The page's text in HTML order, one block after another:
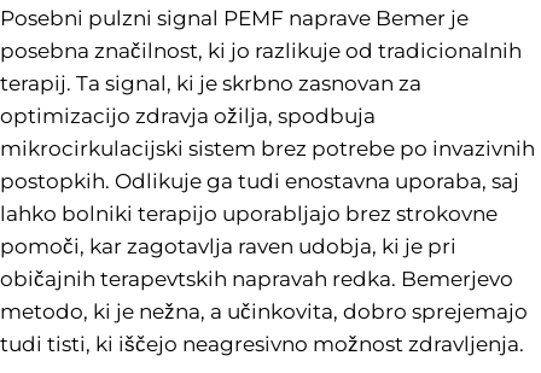
Posebni pulzni signal PEMF naprave Bemer je
posebna značilnost, ki jo razlikuje od tradicionalnih
terapij. Ta signal, ki je skrbno zasnovan za
optimizacijo zdravja ožilja, spodbuja
mikrocirkulacijski sistem brez potrebe po invazivnih
postopkih. Odlikuje ga tudi enostavna uporaba, saj
lahko bolniki terapijo uporabljajo brez strokovne
pomoči, kar zagotavlja raven udobja, ki je pri
običajnih terapevtskih napravah redka. Bemerjevo
metodo, ki je nežna, a učinkovita, dobro sprejemajo
tudi tisti, ki iščejo neagresivno možnost zdravljenja.